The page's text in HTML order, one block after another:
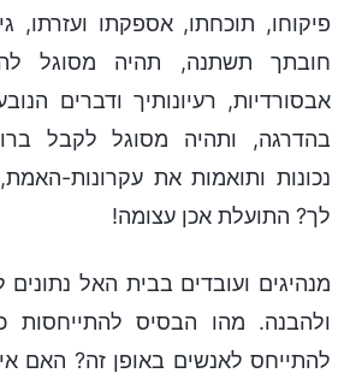
פיקוחו, תוכחתו, אספקתו ועזרתו,
חובתך תשתנה, תהיה מסוגל
אבסורדיות, רעיונותיך ודברים
בהדרגה, ותהיה מסוגל לקבל
נכונות ותואמות את עקרונות-
לך? התועלת אכן עצומה!
מנהיגים ועובדים בבית האל נתונים
ולהבנה. מהו הבסיס להתייחסות
להתייחס לאנשים באופן זה? האם